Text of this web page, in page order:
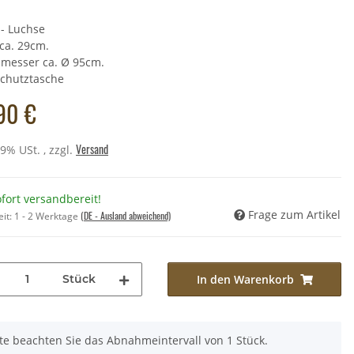
Luchse
29cm.
ca. Ø 95cm.
€
USt. , zzgl. Versand
versandbereit!
1 - 2 Werktage (DE - Ausland abweichend) Frage zum Artikel
Stück In den Warenkorb
beachten Sie das Abnahmeintervall von 1 Stück.
- Kaninchenbalg mit
- 475g
33,90 €